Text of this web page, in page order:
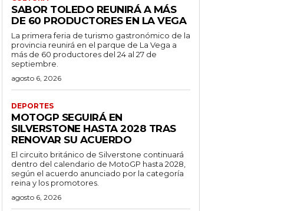
SABOR TOLEDO REUNIRÁ A MÁS
DE 60 PRODUCTORES EN LA VEGA
La primera feria de turismo gastronómico de la
provincia reunirá en el parque de La Vega a
más de 60 productores del 24 al 27 de
septiembre.
agosto 6, 2026
DEPORTES
MOTOGP SEGUIRÁ EN
SILVERSTONE HASTA 2028 TRAS
RENOVAR SU ACUERDO
El circuito británico de Silverstone continuará
dentro del calendario de MotoGP hasta 2028,
según el acuerdo anunciado por la categoría
reina y los promotores.
agosto 6, 2026